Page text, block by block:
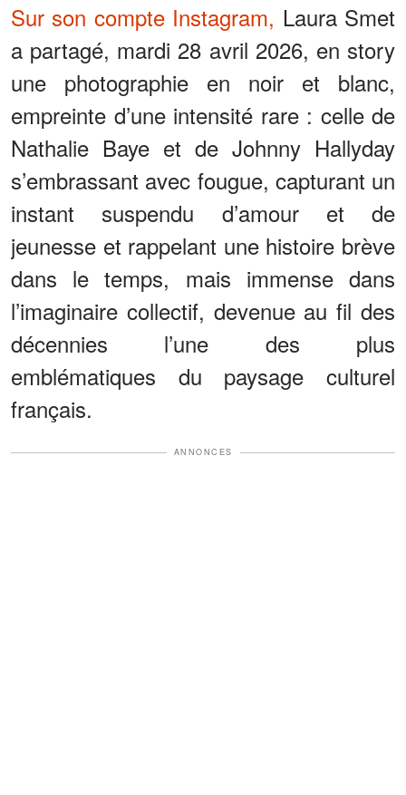
Sur son compte Instagram, Laura Smet
a partagé, mardi 28 avril 2026, en story
une photographie en noir et blanc,
empreinte d’une intensité rare : celle de
Nathalie Baye et de Johnny Hallyday
s’embrassant avec fougue, capturant un
instant suspendu d’amour et de
jeunesse et rappelant une histoire brève
dans le temps, mais immense dans
l’imaginaire collectif, devenue au fil des
décennies l’une des plus
emblématiques du paysage culturel
français.
ANNONCES